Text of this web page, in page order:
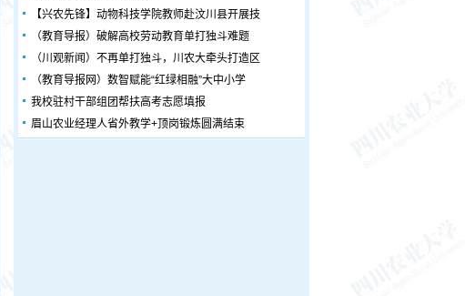
【兴农先锋】动物科技学院教师赴汶川县开展技
（教育导报）破解高校劳动教育单打独斗难题
（川观新闻）不再单打独斗，川农大牵头打造区
（教育导报网）数智赋能“红绿相融”大中小学
我校驻村干部组团帮扶高考志愿填报
眉山农业经理人省外教学+顶岗锻炼圆满结束